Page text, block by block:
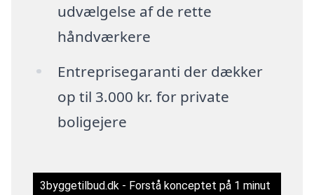
udvælgelse af de rette
håndværkere
Entreprisegaranti der dækker
op til 3.000 kr. for private
boligejere
3byggetilbud.dk - Forstå konceptet på 1 minut